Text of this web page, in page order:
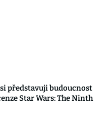
představuji budoucnost
Star Wars: The Ninth